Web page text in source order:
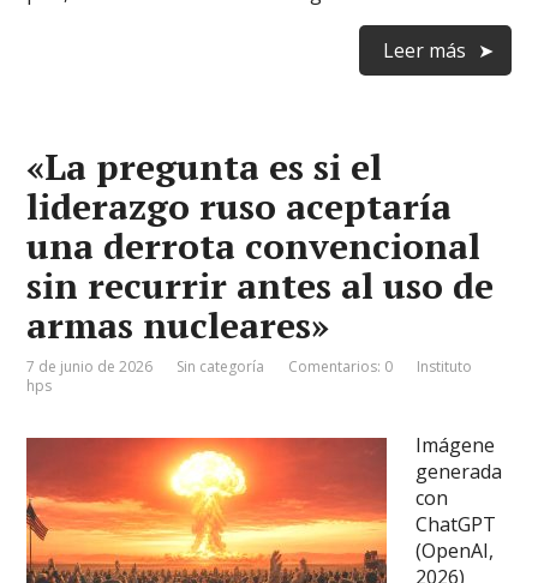
Leer más
«La pregunta es si el
liderazgo ruso aceptaría
una derrota convencional
sin recurrir antes al uso de
armas nucleares»
7 de junio de 2026 Sin categoría Comentarios: 0
Instituto
hps
Imágene
generada
con
ChatGPT
(OpenAI,
2026)